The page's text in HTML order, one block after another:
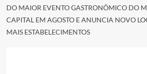
DO MAIOR EVENTO GASTRONÔMICO DO
CAPITAL EM AGOSTO E ANUNCIA NOVO
MAIS ESTABELECIMENTOS